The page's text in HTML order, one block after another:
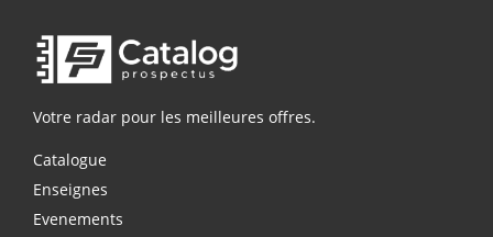
Votre radar pour les meilleures offres.
Catalogue
Enseignes
Evenements